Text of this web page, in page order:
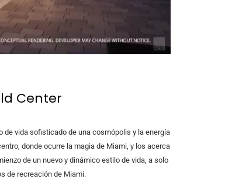
Center
de vida sofisticado de una cosmópolis y la energía
donde ocurre la magia de Miami, y los acerca
de un nuevo y dinámico estilo de vida, a solo
de recreación de Miami.